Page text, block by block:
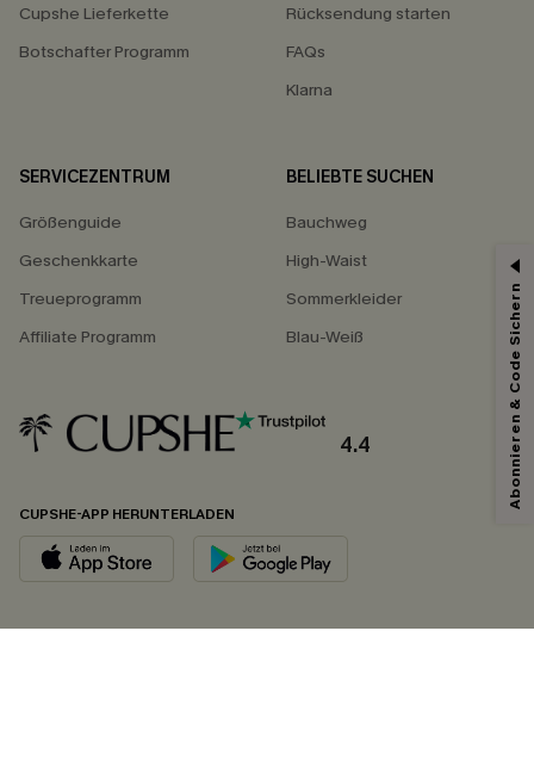
Cupshe Lieferkette
Botschafter Programm
Rücksendung starten
FAQs
Klarna
SERVICEZENTRUM
Größenguide
Geschenkkarte
Treueprogramm
Affiliate Programm
BELIEBTE SUCHEN
Bauchweg
High-Waist
Sommerkleider
Blau-Weiß
4.4
CUPSHE-APP HERUNTERLADEN
Abonnieren & Code Sichern